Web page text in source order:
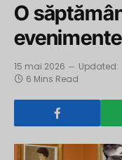
O
15 mai 2026 Updated:
6 Mins Read